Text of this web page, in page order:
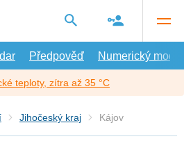
Předpověď Numerický model
teploty, zítra až 35 °C
Jihočeský kraj Kájov